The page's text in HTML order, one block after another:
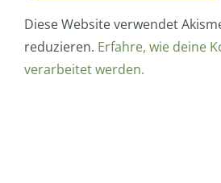
Diese Website verwendet
reduzieren. Erfahre, wie deine
verarbeitet werden.